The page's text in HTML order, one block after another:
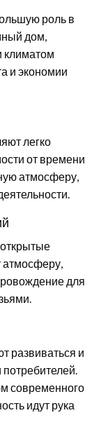
роль в
дом,
климатом
и экономии
легко
от времени
атмосферу,
атмосферу,
для
развиваться и
современного
идут рука